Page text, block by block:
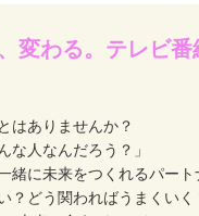
変わる。テレビ
はありませんか？
な人なんだろう？」
緒に未来をつくれるパー
？どう関わればうまくいく